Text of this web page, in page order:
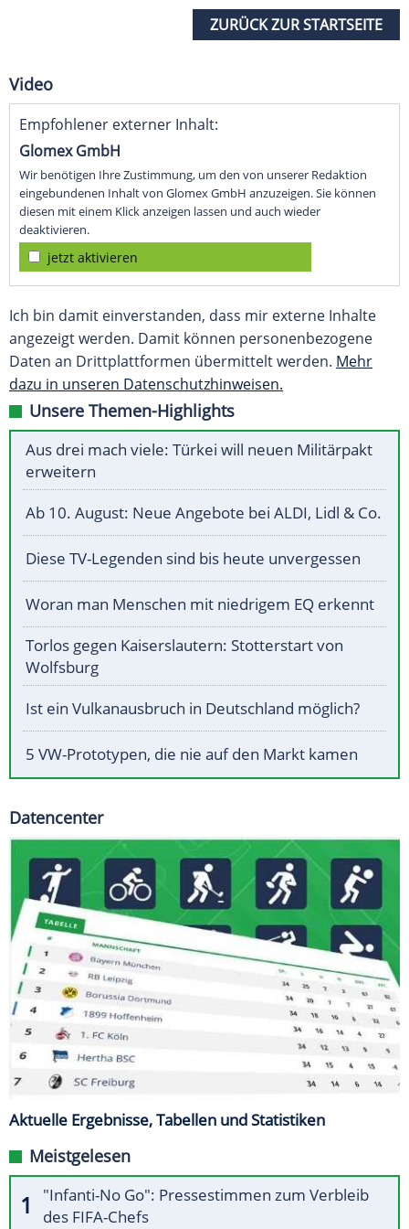
ZURÜCK ZUR STARTSEITE
Video
Empfohlener externer Inhalt:
Glomex GmbH
Wir benötigen Ihre Zustimmung, um den von unserer Redaktion
eingebundenen Inhalt von Glomex GmbH anzuzeigen. Sie können
diesen mit einem Klick anzeigen lassen und auch wieder
deaktivieren.
jetzt aktivieren
Ich bin damit einverstanden, dass mir externe Inhalte
angezeigt werden. Damit können personenbezogene
Daten an Drittplattformen übermittelt werden. Mehr
dazu in unseren Datenschutzhinweisen.
Unsere Themen-Highlights
Aus drei mach viele: Türkei will neuen Militärpakt
erweitern
Ab 10. August: Neue Angebote bei ALDI, Lidl & Co.
Diese TV-Legenden sind bis heute unvergessen
Woran man Menschen mit niedrigem EQ erkennt
Torlos gegen Kaiserslautern: Stotterstart von
Wolfsburg
Ist ein Vulkanausbruch in Deutschland möglich?
5 VW-Prototypen, die nie auf den Markt kamen
Datencenter
Aktuelle Ergebnisse, Tabellen und Statistiken
Meistgelesen
"Infanti-No Go": Pressestimmen zum Verbleib
des FIFA-Chefs